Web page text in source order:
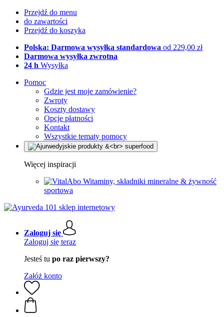
Przejdź do menu
do zawartości
Przejdź do koszyka
Polska: Darmowa wysyłka standardowa od 229,00 zł
Darmowa wysyłka zwrotna
24 h Wysyłka
Pomoc
Gdzie jest moje zamówienie?
Zwroty
Koszty dostawy
Opcje płatności
Kontakt
Wszystkie tematy pomocy
Więcej inspiracji
Witaminy, składniki mineralne & żywność
sportowa
Zaloguj się
Zaloguj się teraz
Jesteś tu po raz pierwszy?
Załóż konto